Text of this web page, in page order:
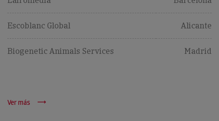
Escoblanc Global Alicante
Biogenetic Animals Services Madrid
Ver más